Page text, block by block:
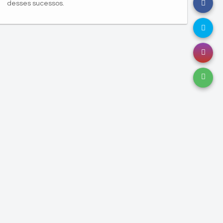
desses sucessos.